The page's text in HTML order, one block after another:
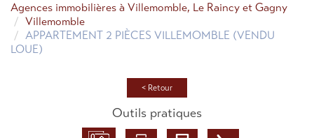
Agences immobilières à Villemomble, Le Raincy et Gagny
Villemomble
APPARTEMENT 2 PIÈCES VILLEMOMBLE (VENDU
LOUE)
< Retour
Outils pratiques